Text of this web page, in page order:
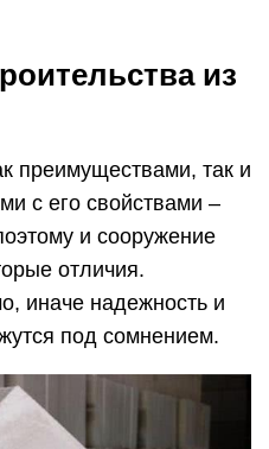
из
преимуществами, так и
с его свойствами –
и сооружение
отличия.
иначе надежность и
под сомнением.